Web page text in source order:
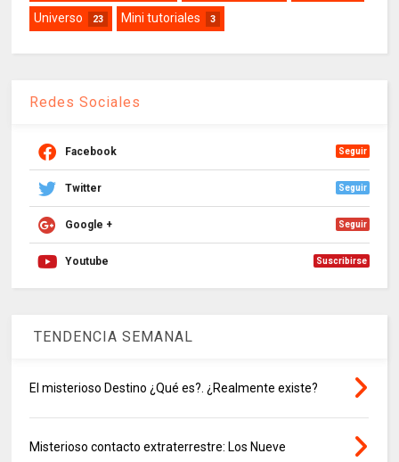
Universo 23 Mini tutoriales 3
Redes Sociales
Facebook Seguir
Twitter Seguir
Google + Seguir
Youtube Suscribirse
TENDENCIA SEMANAL
El misterioso Destino ¿Qué es?. ¿Realmente existe?
Misterioso contacto extraterrestre: Los Nueve